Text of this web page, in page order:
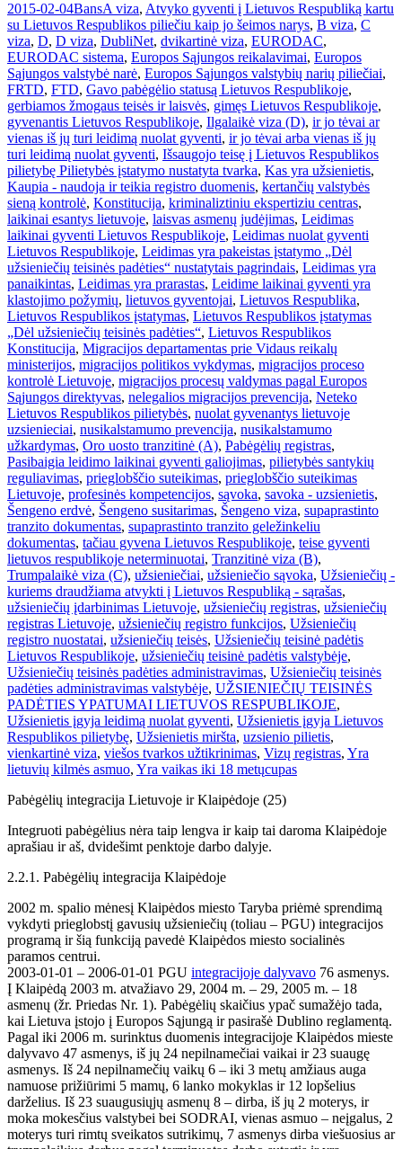
2015-02-04BansA viza, Atvyko gyventi į Lietuvos Respubliką kartu
su Lietuvos Respublikos piliečiu kaip jo šeimos narys, B viza, C
viza, D, D viza, DubliNet, dvikartinė viza, EURODAC,
EURODAC sistema, Europos Sąjungos reikalavimai, Europos
Sąjungos valstybė narė, Europos Sąjungos valstybių narių piliečiai,
FRTD, FTD, Gavo pabėgėlio statusą Lietuvos Respublikoje,
gerbiamos žmogaus teisės ir laisvės, gimęs Lietuvos Respublikoje,
gyvenantis Lietuvos Respublikoje, Ilgalaikė viza (D), ir jo tėvai ar
vienas iš jų turi leidimą nuolat gyventi, ir jo tėvai arba vienas iš jų
turi leidimą nuolat gyventi, Išsaugojo teisę į Lietuvos Respublikos
pilietybę Pilietybės įstatymo nustatyta tvarka, Kas yra užsienietis,
Kaupia - naudoja ir teikia registro duomenis, kertančių valstybės
sieną kontrolė, Konstitucija, kriminaliztiniu ekspertiziu centras,
laikinai esantys lietuvoje, laisvas asmenų judėjimas, Leidimas
laikinai gyventi Lietuvos Respublikoje, Leidimas nuolat gyventi
Lietuvos Respublikoje, Leidimas yra pakeistas įstatymo „Dėl
užsieniečių teisinės padėties“ nustatytais pagrindais, Leidimas yra
panaikintas, Leidimas yra prarastas, Leidime laikinai gyventi yra
klastojimo požymių, lietuvos gyventojai, Lietuvos Respublika,
Lietuvos Respublikos įstatymas, Lietuvos Respublikos įstatymas
„Dėl užsieniečių teisinės padėties“, Lietuvos Respublikos
Konstitucija, Migracijos departamentas prie Vidaus reikalų
ministerijos, migracijos politikos vykdymas, migracijos proceso
kontrolė Lietuvoje, migracijos procesų valdymas pagal Europos
Sąjungos direktyvas, nelegalios migracijos prevencija, Neteko
Lietuvos Respublikos pilietybės, nuolat gyvenantys lietuvoje
uzsienieciai, nusikalstamumo prevencija, nusikalstamumo
užkardymas, Oro uosto tranzitinė (A), Pabėgėlių registras,
Pasibaigia leidimo laikinai gyventi galiojimas, pilietybės santykių
reguliavimas, prieglobščio suteikimas, prieglobščio suteikimas
Lietuvoje, profesinės kompetencijos, sąvoka, savoka - uzsienietis,
Šengeno erdvė, Šengeno susitarimas, Šengeno viza, supaprastinto
tranzito dokumentas, supaprastinto tranzito geležinkeliu
dokumentas, tačiau gyvena Lietuvos Respublikoje, teise gyventi
lietuvos respublikoje neterminuotai, Tranzitinė viza (B),
Trumpalaikė viza (C), užsieniečiai, užsieniečio sąvoka, Užsieniečių -
kuriems draudžiama atvykti į Lietuvos Respubliką - sąrašas,
užsieniečių įdarbinimas Lietuvoje, užsieniečių registras, užsieniečių
registras Lietuvoje, užsieniečių registro funkcijos, Užsieniečių
registro nuostatai, užsieniečių teisės, Užsieniečių teisinė padėtis
Lietuvos Respublikoje, užsieniečių teisinė padėtis valstybėje,
Užsieniečių teisinės padėties administravimas, Užsieniečių teisinės
padėties administravimas valstybėje, UŽSIENIEČIŲ TEISINĖS
PADĖTIES YPATUMAI LIETUVOS RESPUBLIKOJE,
Užsienietis įgyja leidimą nuolat gyventi, Užsienietis įgyja Lietuvos
Respublikos pilietybę, Užsienietis miršta, uzsienio pilietis,
vienkartinė viza, viešos tvarkos užtikrinimas, Vizų registras, Yra
lietuvių kilmės asmuo, Yra vaikas iki 18 metųcupas
Pabėgėlių integracija Lietuvoje ir Klaipėdoje (25)
Integruoti pabėgėlius nėra taip lengva ir kaip tai daroma Klaipėdoje
aprašiau ir aš, dvidešimt penktoje darbo dalyje.
2.2.1. Pabėgėlių integracija Klaipėdoje
2002 m. spalio mėnesį Klaipėdos miesto Taryba priėmė sprendimą
vykdyti prieglobstį gavusių užsieniečių (toliau – PGU) integracijos
programą ir šią funkciją pavedė Klaipėdos miesto socialinės
paramos centrui.
2003-01-01 – 2006-01-01 PGU integracijoje dalyvavo 76 asmenys.
Į Klaipėdą 2003 m. atvažiavo 29, 2004 m. – 29, 2005 m. – 18
asmenų (žr. Priedas Nr. 1). Pabėgėlių skaičius ypač sumažėjo tada,
kai Lietuva įstojo į Europos Sąjungą ir pasirašė Dublino reglamentą.
Pagal iki 2006 m. surinktus duomenis integracijoje Klaipėdos mieste
dalyvavo 47 asmenys, iš jų 24 nepilnamečiai vaikai ir 23 suaugę
asmenys. Iš 24 nepilnamečių vaikų 6 – iki 3 metų amžiaus auga
namuose prižiūrimi 5 mamų, 6 lanko mokyklas ir 12 lopšelius
darželius. Iš 23 suaugusiųjų asmenų 8 – dirba, iš jų 2 moterys, ir
moka mokesčius valstybei bei SODRAI, vienas asmuo – neįgalus, 2
moterys turi rimtų sveikatos sutrikimų, 7 asmenys dirba viešuosius ar